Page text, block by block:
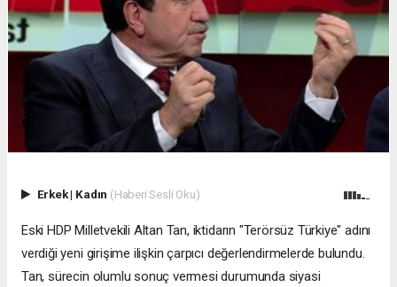
Erkek| Kadın (Haberi Sesli Oku)
Eski HDP Milletvekili Altan Tan, iktidarın "Terörsüz Türkiye" adını
verdiği yeni girişime ilişkin çarpıcı değerlendirmelerde bulundu.
Tan, sürecin olumlu sonuç vermesi durumunda siyasi